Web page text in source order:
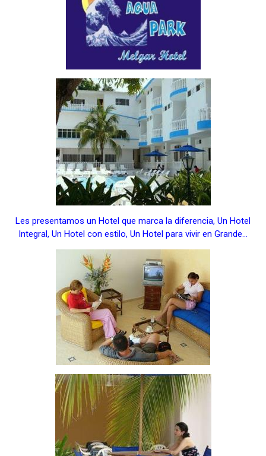
Les presentamos un Hotel que marca la diferencia, Un Hotel
Integral, Un Hotel con estilo, Un Hotel para vivir en Grande…